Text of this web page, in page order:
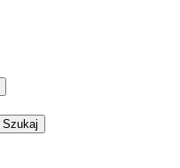
Szukaj